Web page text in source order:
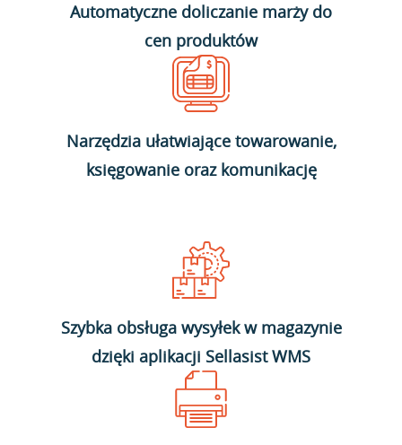
Automatyczne doliczanie marży do
cen produktów
Narzędzia ułatwiające towarowanie,
księgowanie oraz komunikację
Szybka obsługa wysyłek w magazynie
dzięki aplikacji Sellasist WMS